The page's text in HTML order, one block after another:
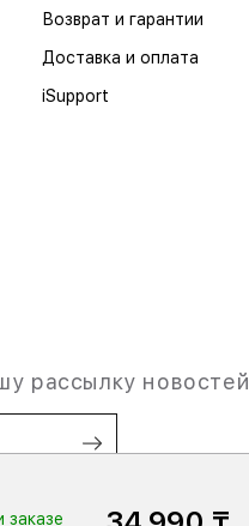
заказе
Возврат и гарантии
Доставка и оплата
iSupport
рассылку новостей